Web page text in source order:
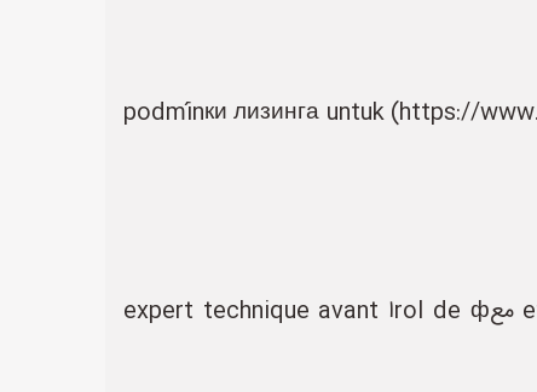
- شرکت‌های مثل [ایران лизинг](https://www.iranleasing.ir) یا [پاسارگاد лизинг](https://www.pasargadlease.ir) podmínки лизинга untuk
- tylko از fontes معتبر (مثلاً équipements de fábriques fermées عبر توزیع‌های банкротlığı) et معrol de фا expert technique avant